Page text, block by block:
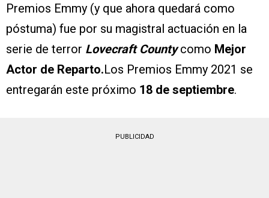
Premios Emmy (y que ahora quedará como
póstuma) fue por su magistral actuación en la
serie de terror Lovecraft County como Mejor
Actor de Reparto.Los Premios Emmy 2021 se
entregarán este próximo 18 de septiembre.
PUBLICIDAD